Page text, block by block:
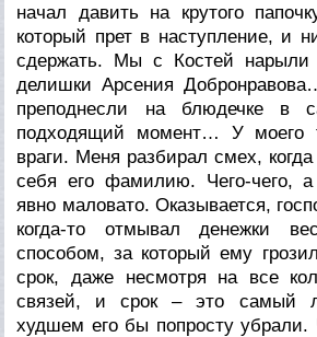
начал давить на крутого
который прет в наступление, и
сдержать. Мы с Костей нарыли
делишки Арсения
преподнесли на блюдечке в
подходящий момент… У моего
враги. Меня разбирал смех,
себя его фамилию. Чего-чего,
явно маловато. Оказывается,
когда-то отмывал денежки
способом, за который ему
срок, даже несмотря на все
связей, и срок – это самый
худшем его бы попросту